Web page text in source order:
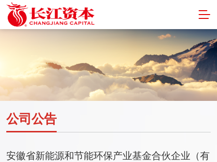
公司公告
安徽省新能源和节能环保产业基金合伙企业（有